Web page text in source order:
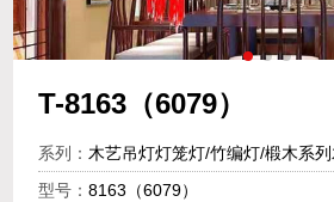
T-8163（6079）
系列： 木艺吊灯灯笼灯/竹编灯/椴木系
型号： 8163（6079）